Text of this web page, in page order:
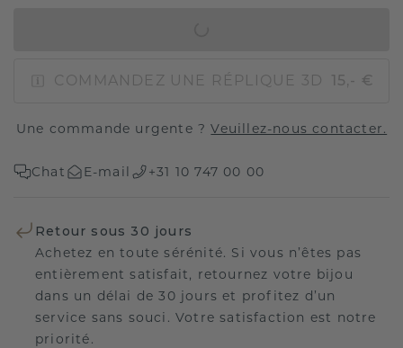
COMMANDEZ UNE RÉPLIQUE 3D 15,- €
Une commande urgente ?Veuillez-nous contacter.
Chat E-mail +31 10 747 00 00
Retour sous 30 jours
Achetez en toute sérénité. Si vous n’êtes pas
entièrement satisfait, retournez votre bijou
dans un délai de 30 jours et profitez d’un
service sans souci. Votre satisfaction est notre
priorité.